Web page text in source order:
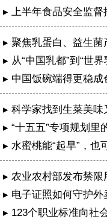
▸ 上半年食品安全监
▸ 聚焦乳蛋白、益生菌
特举办
▸ 从“中国乳都”到“世
▸ 中国饭碗端得更稳成
▸ 科学家找到生菜美
▸ “十五五”专项规划里
▸ 水蜜桃能“起早”，也
▸ 农业农村部发布禁
▸ 电子证照如何守护外
▸ 123个职业标准向社
都公安再次获评两个